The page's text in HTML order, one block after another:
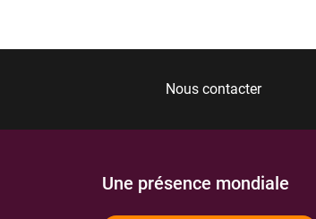
Nous contacter
Une présence mondiale